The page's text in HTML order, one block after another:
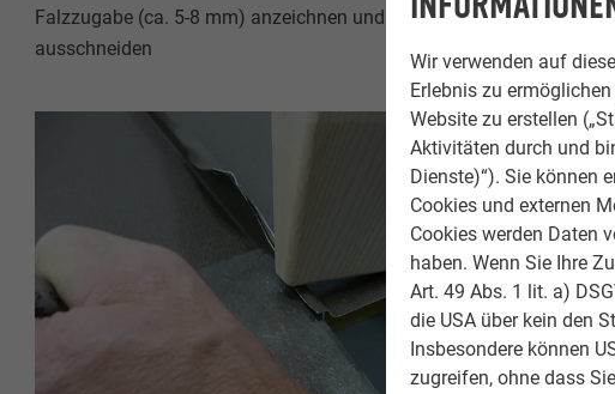
Wir verwenden auf
Erlebnis zu
Website zu erstellen
Aktivitäten durch und
Dienste)“). Sie können
Cookies und externen
Cookies werden Daten
haben. Wenn Sie Ihre
Art. 49 Abs. 1 lit. a)
die USA über kein den
Insbesondere können
zugreifen, ohne dass
Falzzugabe (ca. 5-8 mm) anzeichnen und wiederum
ausschneiden